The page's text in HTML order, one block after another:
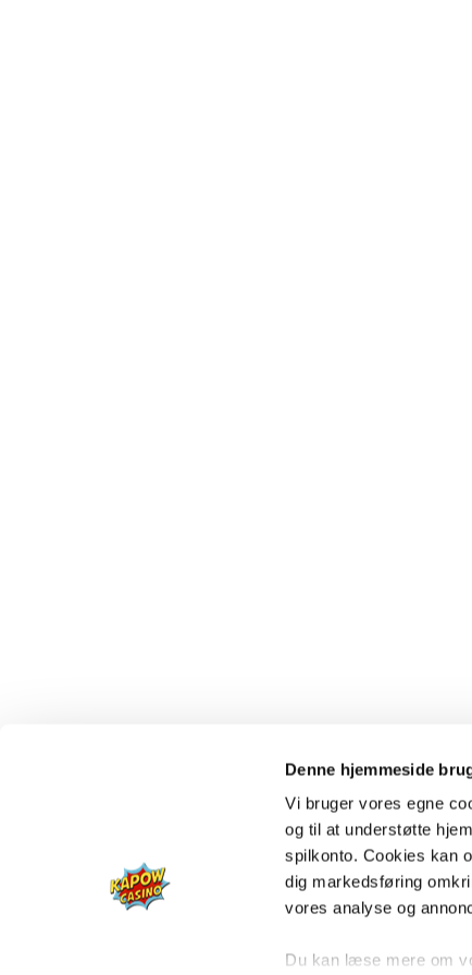
Denne hjemmeside
Vi bruger vores egne
og til at understøtte
spilkonto. Cookies kan
dig markedsføring
vores analyse og
Du kan læse mere om